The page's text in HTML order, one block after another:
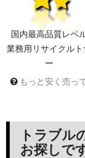
国内最高品質レベ
業務用リサイクルト
ー
もっと安く売っ
トラブル
お探しで